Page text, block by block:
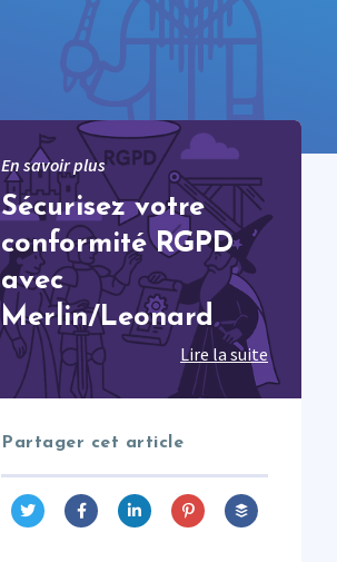
En savoir plus
Sécurisez votre
conformité RGPD
avec
Merlin/Leonard
Lire la suite
Partager cet article